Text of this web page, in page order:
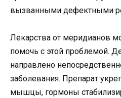
вызванными дефектными
Лекарства от меридианов
помочь с этой проблемой.
направлено
заболевания. Препарат
мышцы, гормоны